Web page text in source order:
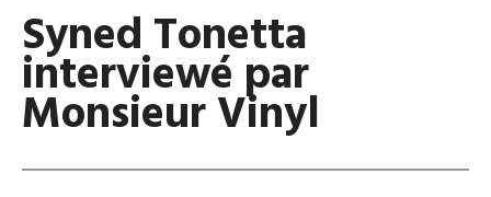
Syned Tonetta
interviewé par
Monsieur Vinyl